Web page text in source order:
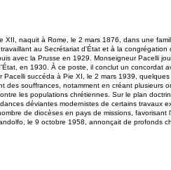
XII, naquit à Rome, le 2 mars 1876, dans une
au Secrétariat d'État et à la
avec la Prusse en 1929. Monseigneur Pacelli
en 1930. À ce poste, il conclut un concordat
Pacelli succéda à Pie XI, le 2 mars 1939,
des souffrances, notamment en créant plusieurs
les populations chrétiennes. Sur le plan
déviantes modernistes de certains travaux
de diocèses en pays de missions,
le 9 octobre 1958, annonçait de profonds